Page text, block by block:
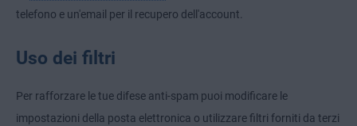
telefono e un'email per il recupero dell'account.
Uso dei filtri
Per rafforzare le tue difese anti-spam puoi modificare le
impostazioni della posta elettronica o utilizzare filtri forniti da terzi